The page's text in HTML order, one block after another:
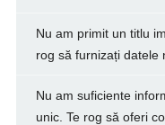
Nu am primit un titlu
rog să furnizați datele
Nu am suficiente
unic. Te rog să oferi